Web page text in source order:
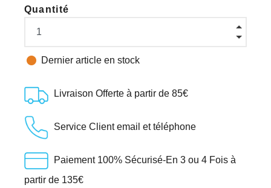
Quantité
 Dernier article en stock
Livraison Offerte à partir de 85€
Service Client email et téléphone
Paiement 100% Sécurisé-En 3 ou 4 Fois à
partir de 135€